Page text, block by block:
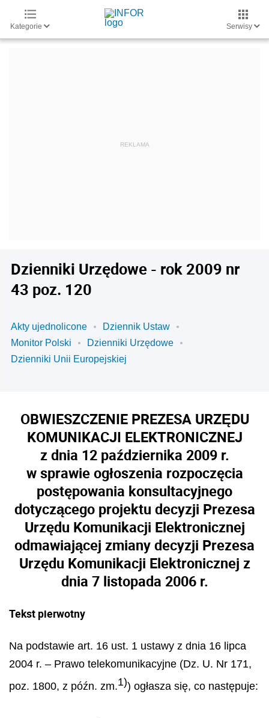
Kategorie Serwisy
Dzienniki Urzędowe - rok 2009 nr
43 poz. 120
Akty ujednolicone
Dziennik Ustaw
Monitor Polski
Dzienniki Urzędowe
Dzienniki Unii Europejskiej
OBWIESZCZENIE PREZESA URZĘDU
KOMUNIKACJI ELEKTRONICZNEJ
z dnia 12 października 2009 r.
w sprawie ogłoszenia rozpoczęcia
postępowania konsultacyjnego
dotyczącego projektu decyzji Prezesa
Urzędu Komunikacji Elektronicznej
odmawiającej zmiany decyzji Prezesa
Urzędu Komunikacji Elektronicznej z
dnia 7 listopada 2006 r.
Tekst pierwotny
Na podstawie art. 16 ust. 1 ustawy z dnia 16 lipca
2004 r. – Prawo telekomunikacyjne (Dz. U. Nr 171,
poz. 1800, z późn. zm.1)) ogłasza się, co następuje: